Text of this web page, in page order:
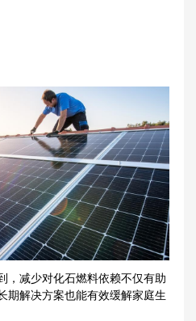
，减少对化石燃料依赖不仅有助
期解决方案也能有效缓解家庭生